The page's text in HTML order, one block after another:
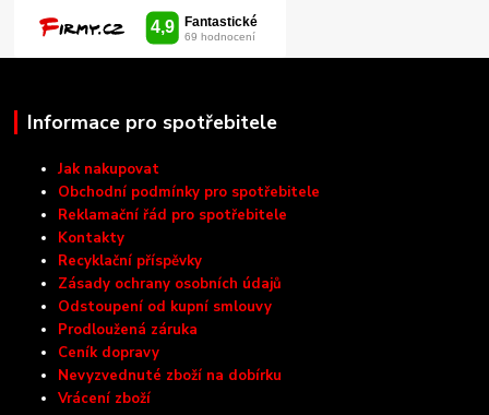
Informace pro spotřebitele
Jak nakupovat
Obchodní podmínky pro spotřebitele
Reklamační řád pro spotřebitele
Kontakty
Recyklační příspěvky
Zásady ochrany osobních údajů
Odstoupení od kupní smlouvy
Prodloužená záruka
Ceník dopravy
Nevyzvednuté zboží na dobírku
Vrácení zboží